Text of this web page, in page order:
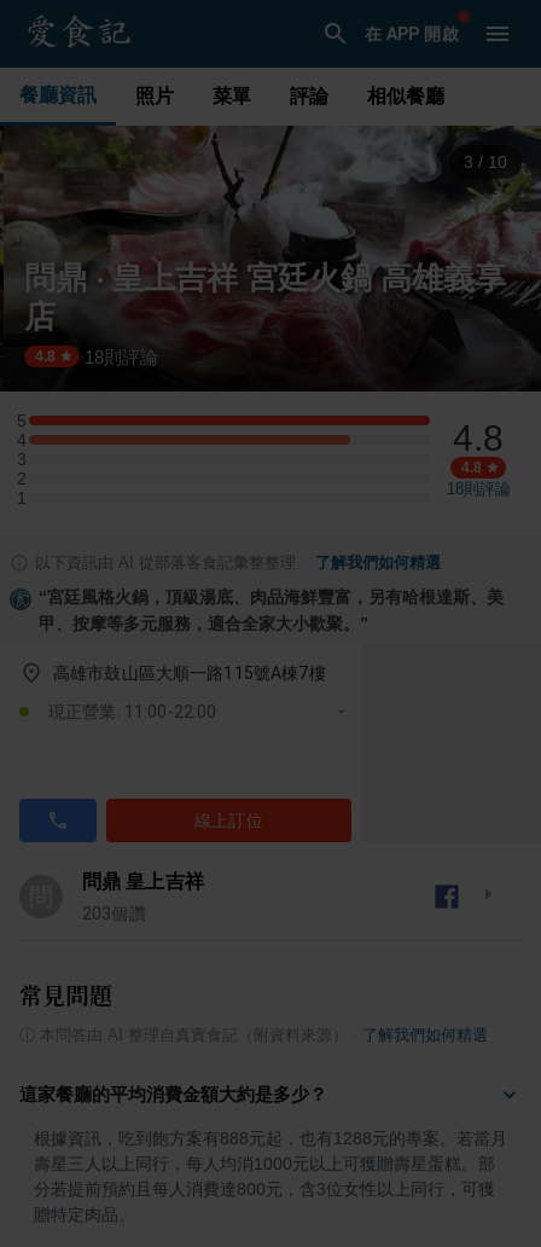
在 APP 開啟
餐廳資訊 照片 菜單 評論 相似餐廳
3 / 10
問鼎 ‧ 皇上吉祥 宮廷火鍋 高雄義享
店
4.8 ·18則評論
5
5 星：5 則評論
4
4 星：4 則評論
3
3 星：0 則評論
2
2 星：0 則評論
1
1 星：0 則評論
4.8
4.8
18則評論
以下資訊由 AI 從部落客食記彙整整理 了解我們如何精選
“宮廷風格火鍋，頂級湯底、肉品海鮮豐富，另有哈根達斯、美
甲、按摩等多元服務，適合全家大小歡聚。 ”
高雄市鼓山區大順一路115號A棟7樓
現正營業: 11:00-22:00
線上訂位
問鼎 皇上吉祥
203個讚
常見問題
本問答由 AI 整理自真實食記（附資料來源） 了解我們如何精選
這家餐廳的平均消費金額大約是多少？
根據資訊，吃到飽方案有888元起，也有1288元的專案。若當月
壽星三人以上同行，每人均消1000元以上可獲贈壽星蛋糕。部
分若提前預約且每人消費達800元，含3位女性以上同行，可獲
贈特定肉品。